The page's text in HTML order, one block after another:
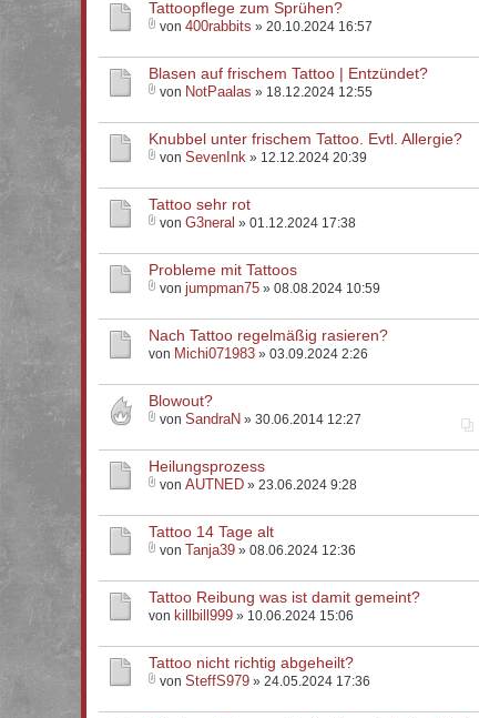
Tattoopflege zum Sprühen?
von 400rabbits » 20.10.2024 16:57
Blasen auf frischem Tattoo | Entzündet?
von NotPaalas » 18.12.2024 12:55
Knubbel unter frischem Tattoo. Evtl. Allergie?
von SevenInk » 12.12.2024 20:39
Tattoo sehr rot
von G3neral » 01.12.2024 17:38
Probleme mit Tattoos
von jumpman75 » 08.08.2024 10:59
Nach Tattoo regelmäßig rasieren?
von Michi071983 » 03.09.2024 2:26
Blowout?
von SandraN » 30.06.2014 12:27
Heilungsprozess
von AUTNED » 23.06.2024 9:28
Tattoo 14 Tage alt
von Tanja39 » 08.06.2024 12:36
Tattoo Reibung was ist damit gemeint?
von killbill999 » 10.06.2024 15:06
Tattoo nicht richtig abgeheilt?
von SteffS979 » 24.05.2024 17:36